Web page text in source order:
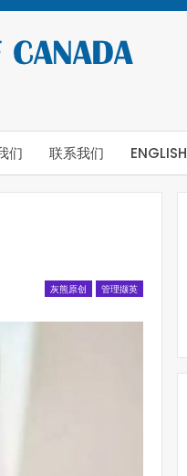
们 联系我们 ENGLISH
灰熊原创 管理撷英